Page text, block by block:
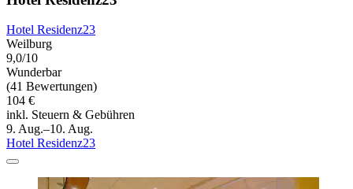
Hotel Residenz23
Weilburg
9,0/10
Wunderbar
(41 Bewertungen)
104 €
inkl. Steuern & Gebühren
9. Aug.–10. Aug.
Hotel Residenz23